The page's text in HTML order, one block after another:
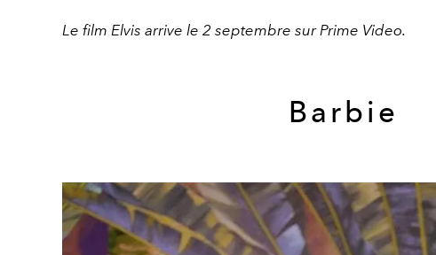
Le film Elvis arrive le 2 septembre sur Prime Video.
Barbie